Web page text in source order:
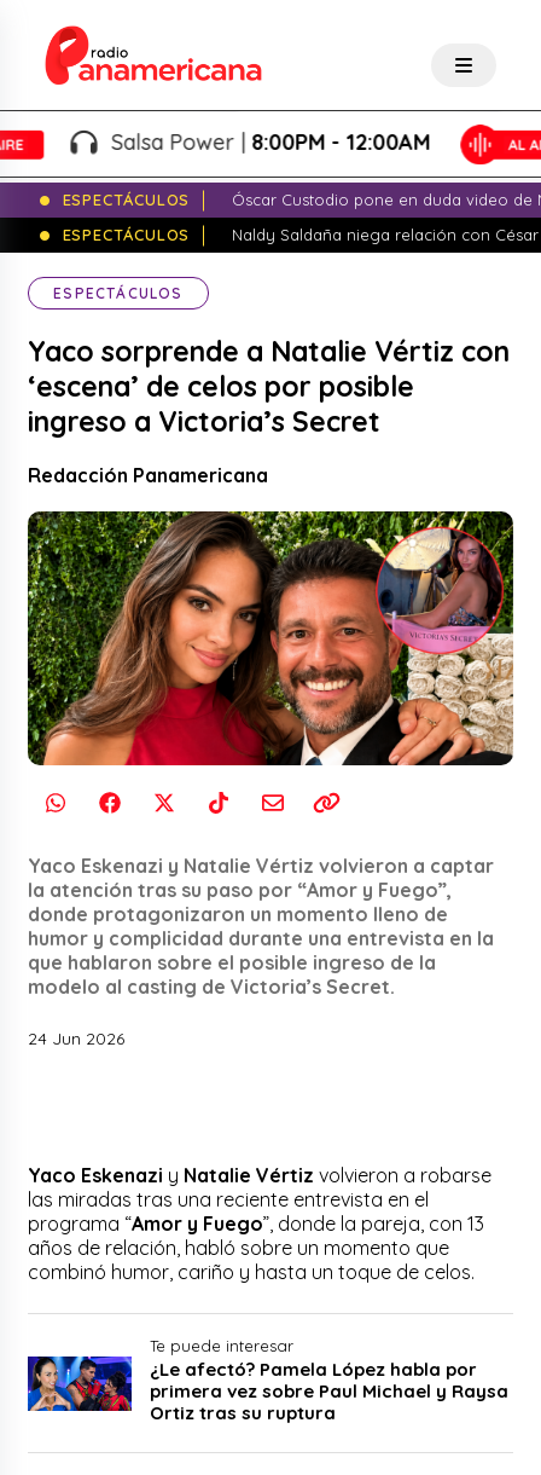
Salsa Power |8:00PM - 12:00AM
ESPECTÁCULOS
Óscar Custodio pone en duda video de
ESPECTÁCULOS
Naldy Saldaña niega relación con
ESPECTÁCULOS
Yaco sorprende a Natalie Vértiz con
‘escena’ de celos por posible
ingreso a Victoria’s Secret
Redacción Panamericana
Yaco Eskenazi y Natalie Vértiz volvieron a captar
la atención tras su paso por “Amor y Fuego”,
donde protagonizaron un momento lleno de
humor y complicidad durante una entrevista en la
que hablaron sobre el posible ingreso de la
modelo al casting de Victoria’s Secret.
24 Jun 2026
Yaco Eskenazi y Natalie Vértiz volvieron a robarse
las miradas tras una reciente entrevista en el
programa “Amor y Fuego”, donde la pareja, con 13
años de relación, habló sobre un momento que
combinó humor, cariño y hasta un toque de celos.
Te puede interesar
¿Le afectó? Pamela López habla por
primera vez sobre Paul Michael y Raysa
Ortiz tras su ruptura